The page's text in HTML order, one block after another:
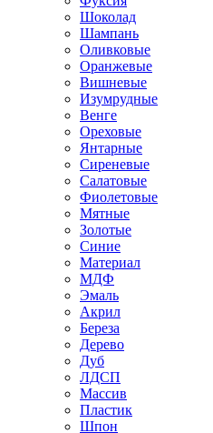
Шоколад
Шампань
Оливковые
Оранжевые
Вишневые
Изумрудные
Венге
Ореховые
Янтарные
Сиреневые
Салатовые
Фиолетовые
Мятные
Золотые
Синие
Материал
МДФ
Эмаль
Акрил
Береза
Дерево
Дуб
ЛДСП
Массив
Пластик
Шпон